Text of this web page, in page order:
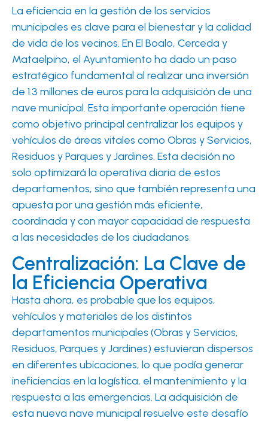
La eficiencia en la gestión de los servicios
municipales es clave para el bienestar y la calidad
de vida de los vecinos. En El Boalo, Cerceda y
Mataelpino, el Ayuntamiento ha dado un paso
estratégico fundamental al realizar una inversión
de 1.3 millones de euros para la adquisición de una
nave municipal. Esta importante operación tiene
como objetivo principal centralizar los equipos y
vehículos de áreas vitales como Obras y Servicios,
Residuos y Parques y Jardines. Esta decisión no
solo optimizará la operativa diaria de estos
departamentos, sino que también representa una
apuesta por una gestión más eficiente,
coordinada y con mayor capacidad de respuesta
a las necesidades de los ciudadanos.
Centralización: La Clave de
la Eficiencia Operativa
Hasta ahora, es probable que los equipos,
vehículos y materiales de los distintos
departamentos municipales (Obras y Servicios,
Residuos, Parques y Jardines) estuvieran dispersos
en diferentes ubicaciones, lo que podía generar
ineficiencias en la logística, el mantenimiento y la
respuesta a las emergencias. La adquisición de
esta nueva nave municipal resuelve este desafío